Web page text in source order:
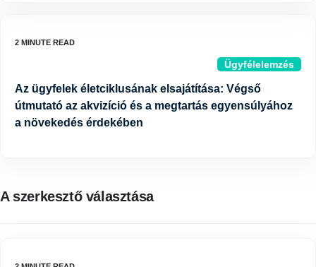
Ügyfélelemzés
Az ügyfelek életciklusának elsajátítása: Végső
útmutató az akvizíció és a megtartás egyensúlyához
a növekedés érdekében
A szerkesztő választása